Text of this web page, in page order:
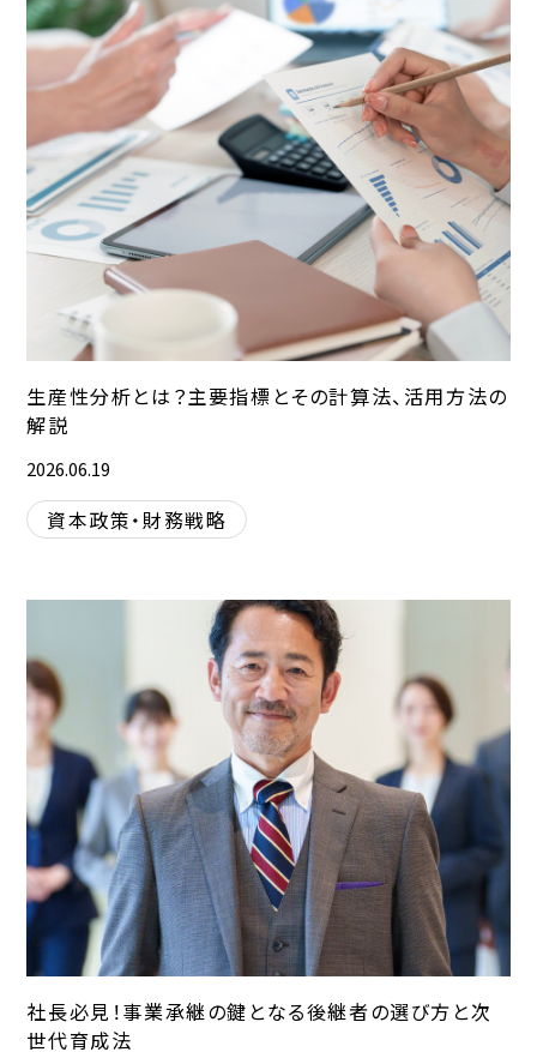
生産性分析とは？主要指標とその計算法、活用方法の
解説
2026.06.19
資本政策・財務戦略
社長必見！事業承継の鍵となる後継者の選び方と次
世代育成法